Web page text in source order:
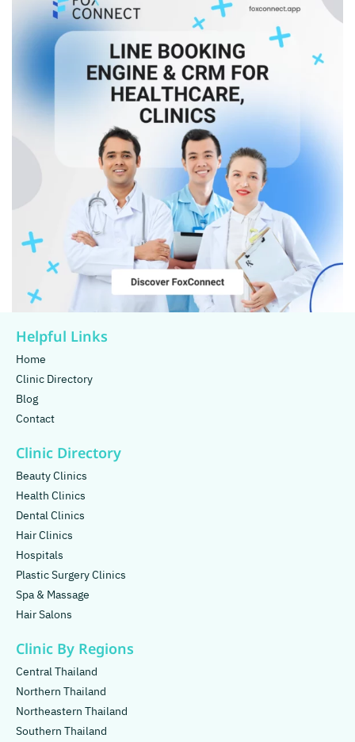
Helpful Links
Home
Clinic Directory
Blog
Contact
Clinic Directory
Beauty Clinics
Health Clinics
Dental Clinics
Hair Clinics
Hospitals
Plastic Surgery Clinics
Spa & Massage
Hair Salons
Clinic By Regions
Central Thailand
Northern Thailand
Northeastern Thailand
Southern Thailand